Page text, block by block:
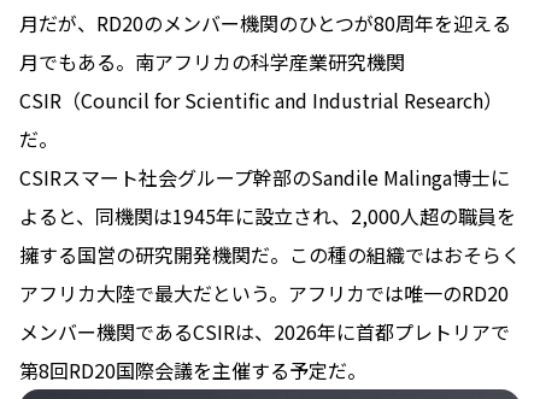
月だが、RD20のメンバー機関のひとつが80周年を迎える
月でもある。南アフリカの科学産業研究機関
CSIR（Council for Scientific and Industrial Research）
だ。
CSIRスマート社会グループ幹部のSandile Malinga博士に
よると、同機関は1945年に設立され、2,000人超の職員を
擁する国営の研究開発機関だ。この種の組織ではおそらく
アフリカ大陸で最大だという。アフリカでは唯一のRD20
メンバー機関であるCSIRは、2026年に首都プレトリアで
第8回RD20国際会議を主催する予定だ。